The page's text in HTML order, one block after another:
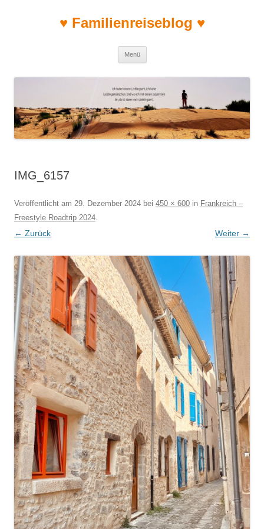
♥ Familienreiseblog ♥
Menü
IMG_6157
Veröffentlicht am 29. Dezember 2024 bei 450 × 600 in Frankreich –
Freestyle Roadtrip 2024.
← Zurück Weiter →